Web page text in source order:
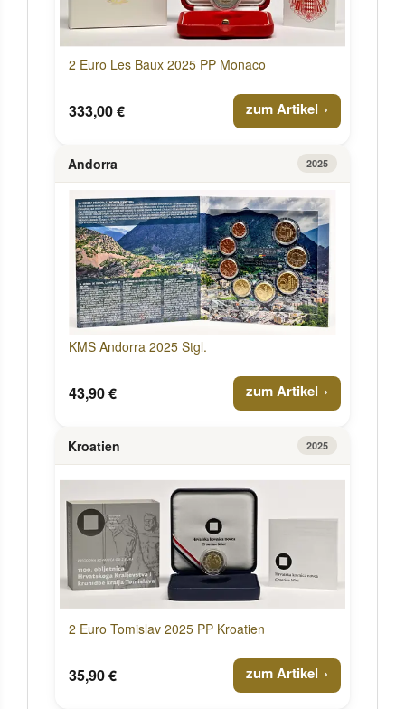
2 Euro Les Baux 2025 PP Monaco
333,00 € zum Artikel
Andorra 2025
KMS Andorra 2025 Stgl.
43,90 € zum Artikel
Kroatien 2025
2 Euro Tomislav 2025 PP Kroatien
35,90 € zum Artikel